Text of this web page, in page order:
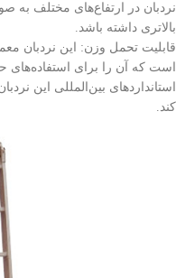
نردبان در ارتفاع‌های مختلف به
بالاتری داشته باشد.
قابلیت تحمل وزن: این نردبان
است که آن را برای استفاده‌های
استانداردهای بین‌المللی این
کند.